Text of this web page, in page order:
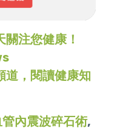
注您健康！
道，閱讀健康知
管內震波碎石術,